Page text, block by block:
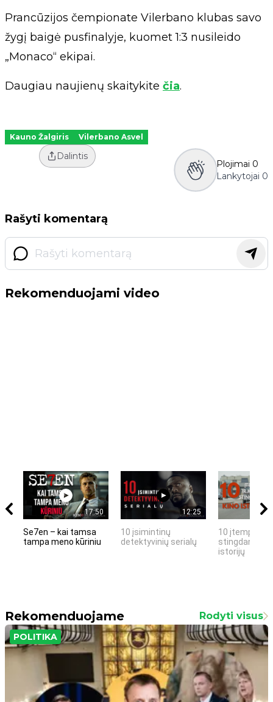
Prancūzijos čempionate Vilerbano klubas savo
žygį baigė pusfinalyje, kuomet 1:3 nusileido
„Monaco“ ekipai.
Daugiau naujienų skaitykite čia.
Kauno Žalgiris Vilerbano Asvel
Dalintis
Plojimai 0
Lankytojai 0
Rašyti komentarą
Rekomenduojami video
17:50
Se7en – kai tamsa
tampa meno kūriniu
12:25
10 įsimintinų
detektyvinių serialų
10 įtemptų,
stingdančių
istorijų
Rekomenduojame Rodyti visus
POLITIKA